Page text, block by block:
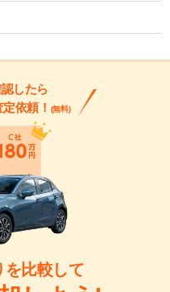
したら
依頼！ (無料)
を比較して